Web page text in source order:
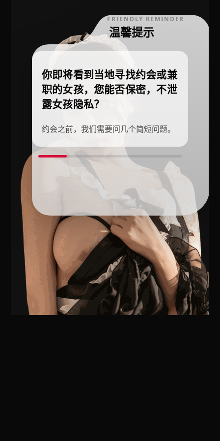
FRIENDLY REMINDER
温馨提示
你即将看到当地寻找约会或兼
职的女孩，您能否保密，不泄
露女孩隐私？
约会之前，我们需要问几个简短问题。